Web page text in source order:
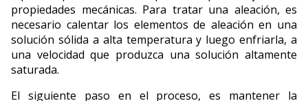
propiedades mecánicas. Para tratar una aleación, es
necesario calentar los elementos de aleación en una
solución sólida a alta temperatura y luego enfriarla, a
una velocidad que produzca una solución altamente
saturada.
El siguiente paso en el proceso, es mantener la